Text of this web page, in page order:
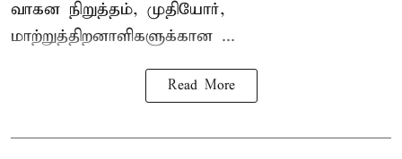
வாகன நிறுத்தம், முதியோர்,
மாற்றுத்திறனாளிகளுக்கான ...
Read More